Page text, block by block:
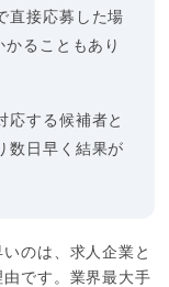
直接応募した場
ることもあり
応する候補者と
数日早く結果が
のは、求人企業と
です。業界最大手